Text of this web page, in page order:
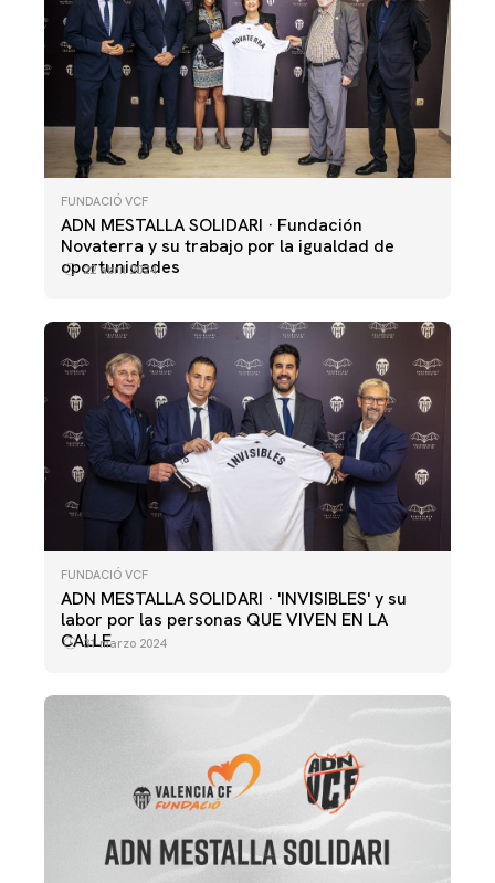
FUNDACIÓ VCF
ADN MESTALLA SOLIDARI · Fundación
Novaterra y su trabajo por la igualdad de
oportunidades
22 abril 2024
FUNDACIÓ VCF
ADN MESTALLA SOLIDARI · 'INVISIBLES' y su
labor por las personas QUE VIVEN EN LA
CALLE
31 marzo 2024